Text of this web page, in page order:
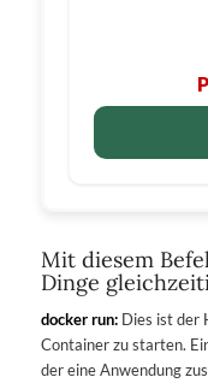
Mit diesem
Dinge
docker run:Dies ist der
Container zu starten.
der eine Anwendung